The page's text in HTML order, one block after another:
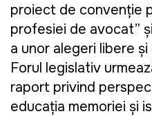
proiect de convenție
profesiei de avocat”
a unor alegeri libere
Forul legislativ
raport privind
educația memoriei și